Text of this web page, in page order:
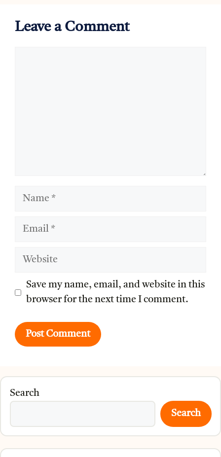
Leave a Comment
Name
Email
Website
Save my name, email, and website in this
browser for the next time I comment.
Search
Search